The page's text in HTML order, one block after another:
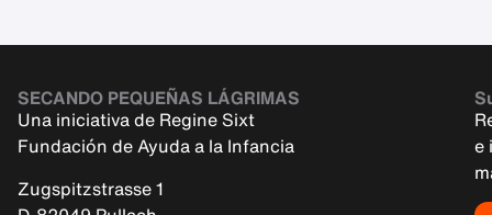
SECANDO PEQUEÑAS LÁGRIMAS
Una iniciativa de Regine Sixt
Fundación de Ayuda a la Infancia
Zugspitzstrasse 1
e